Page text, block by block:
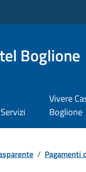
Boglione
Servizi
Vivere
Boglione
/ Pagamenti